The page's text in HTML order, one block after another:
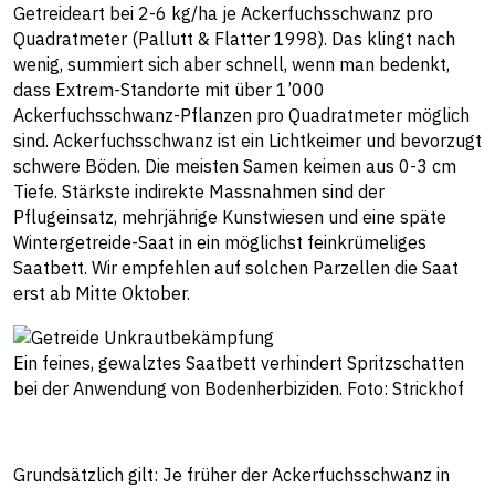
Getreideart bei 2-6 kg/ha je Ackerfuchsschwanz pro
Quadratmeter (Pallutt & Flatter 1998). Das klingt nach
wenig, summiert sich aber schnell, wenn man bedenkt,
dass Extrem-Standorte mit über 1’000
Ackerfuchsschwanz-Pflanzen pro Quadratmeter möglich
sind. Ackerfuchsschwanz ist ein Lichtkeimer und bevorzugt
schwere Böden. Die meisten Samen keimen aus 0-3 cm
Tiefe. Stärkste indirekte Massnahmen sind der
Pflugeinsatz, mehrjährige Kunstwiesen und eine späte
Wintergetreide-Saat in ein möglichst feinkrümeliges
Saatbett. Wir empfehlen auf solchen Parzellen die Saat
erst ab Mitte Oktober.
Ein feines, gewalztes Saatbett verhindert Spritzschatten
bei der Anwendung von Bodenherbiziden. Foto: Strickhof
Grundsätzlich gilt: Je früher der Ackerfuchsschwanz in